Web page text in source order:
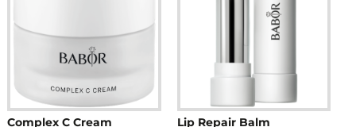
Cleansing Foam HY-ÖL Cleanser
Complex C Cream Lip Repair Balm